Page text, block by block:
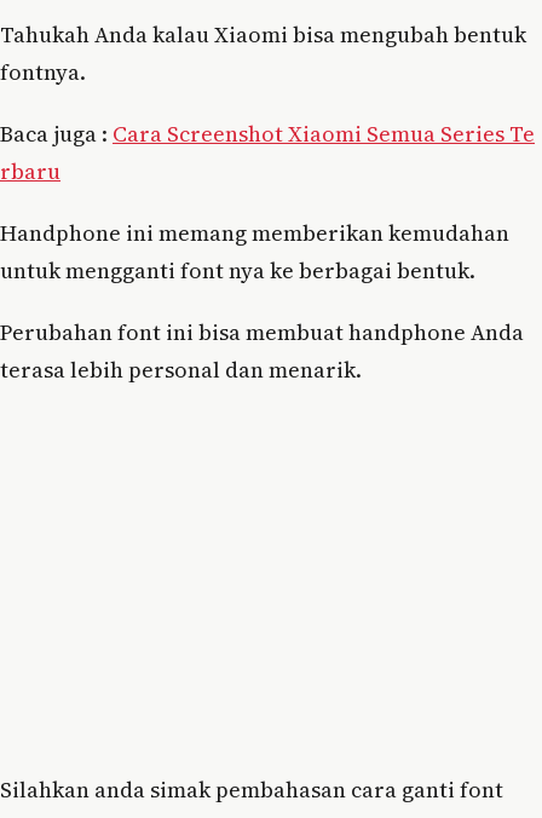
Tahukah Anda kalau Xiaomi bisa mengubah bentuk
fontnya.
Baca juga : Cara Screenshot Xiaomi Semua Series Te
rbaru
Handphone ini memang memberikan kemudahan
untuk mengganti font nya ke berbagai bentuk.
Perubahan font ini bisa membuat handphone Anda
terasa lebih personal dan menarik.
Silahkan anda simak pembahasan cara ganti font